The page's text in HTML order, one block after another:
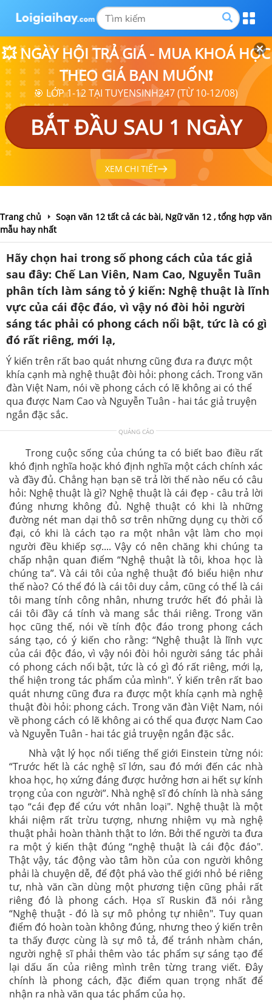
💥 NGÀY HỘI TRẢ GIÁ - MUA KHOÁ HỌC
THEO GIÁ BẠN MUỐN❗
🎯 LỚP 1-12 TẠI TUYENSINH247 (TỪ 10-12/08)
BẮT ĐẦU SAU 1 NGÀY
XEM CHI TIẾT
Trang chủ
Soạn văn 12 tất cả các bài, Ngữ văn 12 , tổng hợp văn
mẫu hay nhất
Hãy chọn hai trong số phong cách của tác giả
sau đây: Chế Lan Viên, Nam Cao, Nguyễn Tuân
phân tích làm sáng tỏ ý kiến: Nghệ thuật là lĩnh
vực của cái độc đáo, vì vậy nó đòi hỏi người
sáng tác phải có phong cách nổi bật, tức là có gì
đó rất riêng, mới lạ,
Ý kiến trên rất bao quát nhưng cũng đưa ra đưực một
khía cạnh mà nghệ thuật đòi hỏi: phong cách. Trong văn
đàn Việt Nam, nói về phong cách có lẽ không ai có thể
qua được Nam Cao và Nguyễn Tuân - hai tác giả truyện
ngắn đặc sắc.
QUẢNG CÁO
Trong cuộc sống của chúng ta có biết bao điều rất
khó định nghĩa hoặc khó định nghĩa một cách chính xác
và đầy đủ. Chẳng hạn bạn sẽ trả lời thế nào nếu có câu
hỏi: Nghệ thuật là gì? Nghệ thuật là cái đẹp - câu trả lời
đúng nhưng không đủ. Nghệ thuật có khi là những
đường nét man dại thô sơ trên những dụng cụ thời cổ
đại, có khi là cách tạo ra một nhân vật làm cho mọi
người đều khiếp sợ.... Vậy có nên chăng khi chúng ta
chấp nhận quan điểm “Nghệ thuật là tôi, khoa học là
chúng ta”. Và cái tôi của nghệ thuật đó biểu hiện như
thế nào? Có thể đó là cái tôi duy cảm, cũng có thể là cái
tôi mang tính công nhân, nhưng trước hết đó phải là
cái tôi đầy cá tính và mang sắc thái riêng. Trong văn
học cũng thế, nói về tính độc đáo trong phong cách
sáng tạo, có ý kiến cho rằng: “Nghệ thuật là lĩnh vực
của cái độc đáo, vì vậy nói đòi hỏi người sáng tác phải
có phong cách nổi bật, tức là có gì đó rất riêng, mới lạ,
thể hiện trong tác phẩm của mình". Ý kiến trên rất bao
quát nhưng cũng đưa ra được một khía cạnh mà nghệ
thuật đòi hỏi: phong cách. Trong văn đàn Việt Nam, nói
về phong cách có lẽ không ai có thể qua được Nam Cao
và Nguyễn Tuân - hai tác giả truyện ngắn đặc sắc.
Nhà vật lý học nổi tiếng thế giới Einstein từng nói:
“Trước hết là các nghệ sĩ lớn, sau đó mới đến các nhà
khoa học, họ xứng đáng được hưởng hơn ai hết sự kính
trọng của con người”. Nhà nghệ sĩ đó chính là nhà sáng
tạo “cái đẹp để cứu vớt nhân loại". Nghệ thuật là một
khái niệm rất trừu tượng, nhưng nhiệm vụ mà nghệ
thuật phải hoàn thành thật to lớn. Bởi thế người ta đưa
ra một ý kiến thật đúng “nghệ thuật là cái độc đáo".
Thật vậy, tác động vào tâm hồn của con người không
phải là chuyện dễ, để đột phá vào thế giới nhỏ bé riêng
tư, nhà văn cần dùng một phương tiện cũng phải rất
riêng đó là phong cách. Họa sĩ Ruskin đã nói rằng
“Nghệ thuật - đó là sự mô phỏng tự nhiên". Tuy quan
điểm đó hoàn toàn không đúng, nhưng theo ý kiến trên
ta thấy được cùng là sự mô tả, để tránh nhàm chán,
người nghệ sĩ phải thêm vào tác phẩm sự sáng tạo để
lại dấu ấn của riêng mình trên từng trang viết. Đây
chính là phong cách, đặc điểm quan trọng nhất để
nhận ra nhà văn qua tác phẩm của họ.